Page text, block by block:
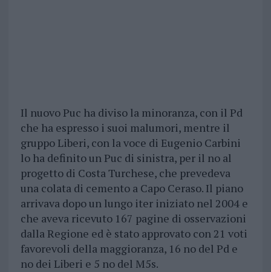
Il nuovo Puc ha diviso la minoranza, con il Pd
che ha espresso i suoi malumori, mentre il
gruppo Liberi, con la voce di Eugenio Carbini
lo ha definito un Puc di sinistra, per il no al
progetto di Costa Turchese, che prevedeva
una colata di cemento a Capo Ceraso. Il piano
arrivava dopo un lungo iter iniziato nel 2004 e
che aveva ricevuto 167 pagine di osservazioni
dalla Regione ed è stato approvato con 21 voti
favorevoli della maggioranza, 16 no del Pd e
no dei Liberi e 5 no del M5s.